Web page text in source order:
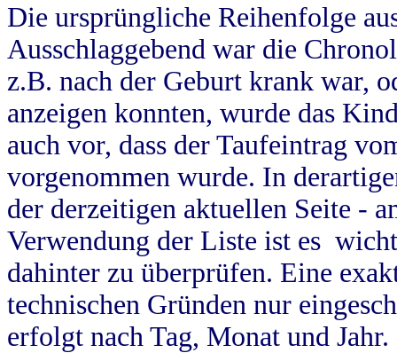
Die ursprüngliche Reihenfolge
Ausschlaggebend war die
z.B. nach der Geburt krank war,
anzeigen konnten, wurde das
auch vor, dass der Taufeintrag
vorgenommen wurde. In
der derzeitigen aktuellen Seite -
Verwendung der Liste ist es
dahinter zu überprüfen. Eine
technischen Gründen nur
erfolgt nach Tag, Monat und Jahr.